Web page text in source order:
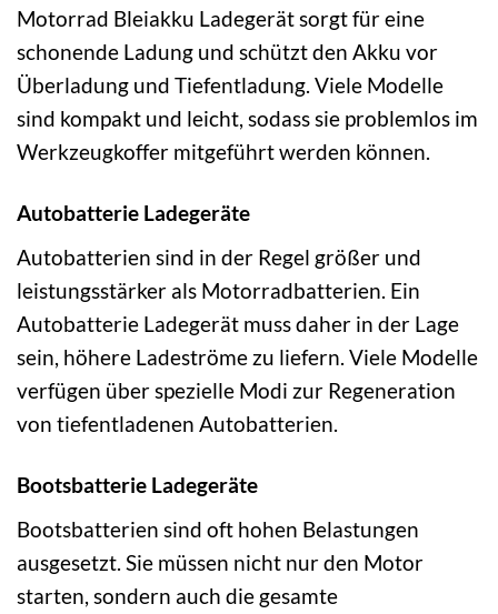
Motorrad Bleiakku Ladegerät sorgt für eine
schonende Ladung und schützt den Akku vor
Überladung und Tiefentladung. Viele Modelle
sind kompakt und leicht, sodass sie problemlos im
Werkzeugkoffer mitgeführt werden können.
Autobatterie Ladegeräte
Autobatterien sind in der Regel größer und
leistungsstärker als Motorradbatterien. Ein
Autobatterie Ladegerät muss daher in der Lage
sein, höhere Ladeströme zu liefern. Viele Modelle
verfügen über spezielle Modi zur Regeneration
von tiefentladenen Autobatterien.
Bootsbatterie Ladegeräte
Bootsbatterien sind oft hohen Belastungen
ausgesetzt. Sie müssen nicht nur den Motor
starten, sondern auch die gesamte